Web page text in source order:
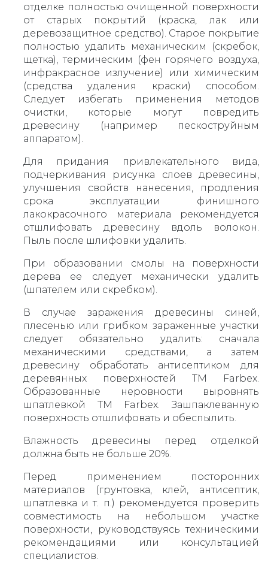
отделке полностью очищенной поверхности
от старых покрытий (краска, лак или
деревозащитное средство). Старое покрытие
полностью удалить механическим (скребок,
щетка), термическим (фен горячего воздуха,
инфракрасное излучение) или химическим
(средства удаления краски) способом.
Следует избегать применения методов
очистки, которые могут повредить
древесину (например пескоструйным
аппаратом).
Для придания привлекательного вида,
подчеркивания рисунка слоев древесины,
улучшения свойств нанесения, продления
срока эксплуатации финишного
лакокрасочного материала рекомендуется
отшлифовать древесину вдоль волокон.
Пыль после шлифовки удалить.
При образовании смолы на поверхности
дерева ее следует механически удалить
(шпателем или скребком).
В случае заражения древесины синей,
плесенью или грибком зараженные участки
следует обязательно удалить: сначала
механическими средствами, а затем
древесину обработать антисептиком для
деревянных поверхностей ТМ Farbex.
Образованные неровности выровнять
шпатлевкой ТМ Farbex. Зашпаклеванную
поверхность отшлифовать и обеспылить.
Влажность древесины перед отделкой
должна быть не больше 20%.
Перед применением посторонних
материалов (грунтовка, клей, антисептик,
шпатлевка и т. п.) рекомендуется проверить
совместимость на небольшом участке
поверхности, руководствуясь техническими
рекомендациями или консультацией
специалистов.